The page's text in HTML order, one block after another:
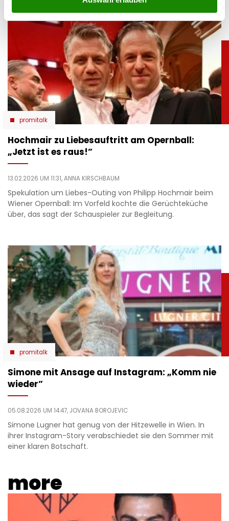
promitalk
Hochmair zu Liebesauftritt am Opernball:
„Jetzt ist es raus!”
13.02.2026 UM 11:31,ANNA KIRSCHBAUM
Spekulation um Liebes-Outing von Philipp Hochmair beim
Wiener Opernball: Im Vorfeld kochte die Gerüchteküche
über, das sagt der Schauspieler zur Begleitung.
promitalk
Simone mit Ansage auf Instagram: „Komm nie
wieder”
05.08.2026 UM 14:47, JOVANA BOROJEVIC
Simone Lugner hat genug von der Hitzewelle in Wien. In
ihrer Instagram-Story verabschiedet sie den Sommer mit
einer klaren Botschaft.
more